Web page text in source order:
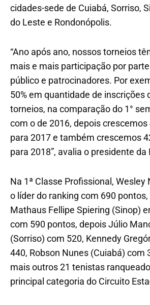
cidades-sede de Cuiabá, Sorriso,
do Leste e Rondonópolis.
“Ano após ano, nossos torneios
mais e mais participação por
público e patrocinadores. Por
50% em quantidade de inscrições
torneios, na comparação do 1°
com o de 2016, depois crescemos
para 2017 e também crescemos
para 2018”, avalia o presidente da
Na 1ª Classe Profissional, Wesley
o líder do ranking com 690
Mathaus Fellipe Spiering (Sinop)
com 590 pontos, depois Júlio
(Sorriso) com 520, Kennedy
440, Robson Nunes (Cuiabá) com
mais outros 21 tenistas
principal categoria do Circuito